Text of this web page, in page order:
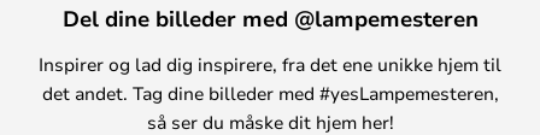
Del dine billeder med @lampemesteren
Inspirer og lad dig inspirere, fra det ene unikke hjem til
det andet. Tag dine billeder med #yesLampemesteren,
så ser du måske dit hjem her!